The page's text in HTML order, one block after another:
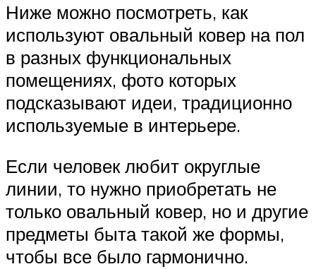
Ниже можно посмотреть, как
используют овальный ковер на пол
в разных функциональных
помещениях, фото которых
подсказывают идеи, традиционно
используемые в интерьере.
Если человек любит округлые
линии, то нужно приобретать не
только овальный ковер, но и другие
предметы быта такой же формы,
чтобы все было гармонично.